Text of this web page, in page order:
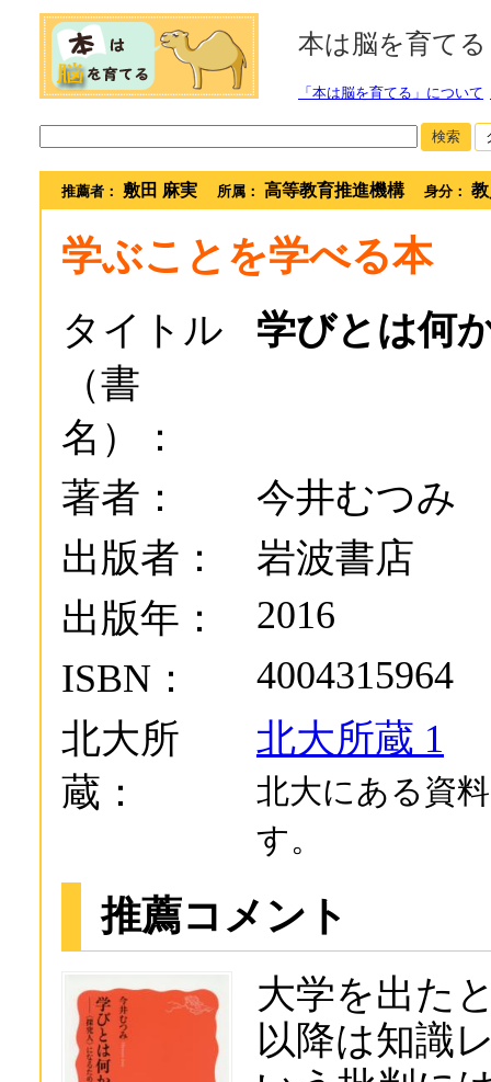
本は脳を育て
「本は脳を育てる」について
検索
推薦者： 敷田 麻実 所属： 高等教育推進機構 身分：
学ぶことを学べる本
タイトル
（書
名）：
学びとは何
著者：
今井むつみ
出版者：
岩波書店
出版年：
2016
ISBN：
4004315964
北大所
蔵：
北大所蔵 1
北大にある資
す。
推薦コメント
大学を出た
以降は知識